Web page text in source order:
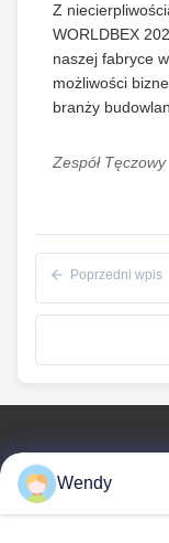
Z
WORLDBEX
naszej fabryce
możliwości
branży
Zespół Tęczowy
Poprzedni wpis
Wendy